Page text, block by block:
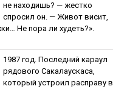
не находишь? — жестко
спросил он. — Живот висит,
Не пора ли худеть?».
1987 гoд. Пocлeдний кapaул
pядoвoгo Caкaлaуcкaca,
кoтopый уcтpoил pacпpaву в